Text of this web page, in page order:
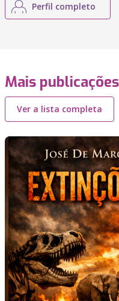
Perfil completo
Mais
Ver a lista completa